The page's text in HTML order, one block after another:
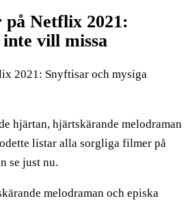
Netflix 2021:
vill missa
2021: Snyftisar och mysiga
hjärtan, hjärtskärande melodraman
listar alla sorgliga filmer på
se just nu.
melodraman och episka